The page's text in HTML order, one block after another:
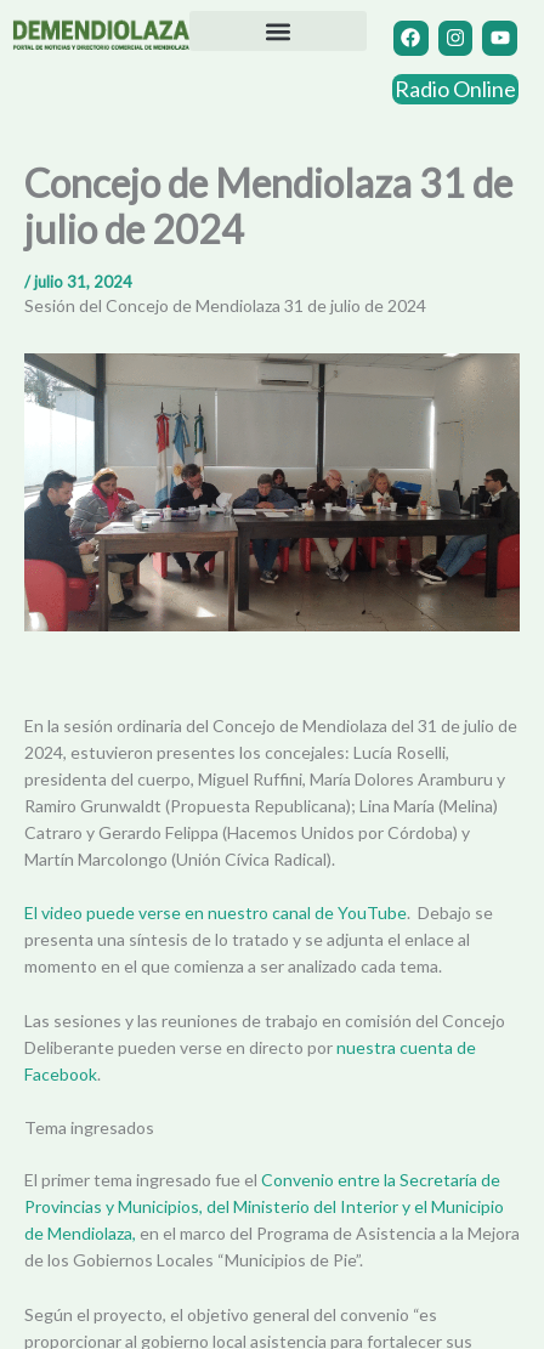
F
a
c
e
b
I
n
s
t
a
m
Y
o
u
t
u
Radio Online
Concejo de Mendiolaza 31 de
julio de 2024
/julio 31, 2024
Sesión del Concejo de Mendiolaza 31 de julio de 2024
En la sesión ordinaria del Concejo de Mendiolaza del 31 de julio de
2024, estuvieron presentes los concejales: Lucía Roselli,
presidenta del cuerpo, Miguel Ruffini, María Dolores Aramburu y
Ramiro Grunwaldt (Propuesta Republicana); Lina María (Melina)
Catraro y Gerardo Felippa (Hacemos Unidos por Córdoba) y
Martín Marcolongo (Unión Cívica Radical).
El video puede verse en nuestro canal de YouTube. Debajo se
presenta una síntesis de lo tratado y se adjunta el enlace al
momento en el que comienza a ser analizado cada tema.
Las sesiones y las reuniones de trabajo en comisión del Concejo
Deliberante pueden verse en directo pornuestra cuenta de
Facebook.
Tema ingresados
El primer tema ingresado fue el Convenio entre la Secretaría de
Provincias y Municipios, del Ministerio del Interior y el Municipio
de Mendiolaza, en el marco del Programa de Asistencia a la Mejora
de los Gobiernos Locales “Municipios de Pie”.
Según el proyecto, el objetivo general del convenio “es
proporcionar al gobierno local asistencia para fortalecer sus